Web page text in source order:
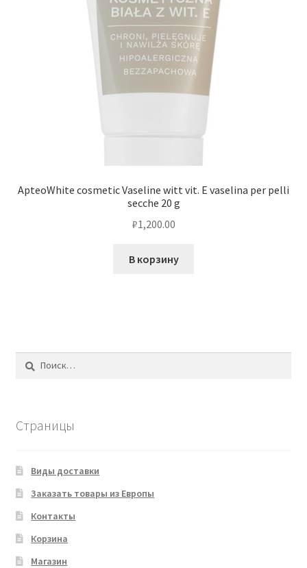
ApteoWhite cosmetic Vaseline witt vit. E vaselina per pelli
secche 20 g
₽1,200.00
В корзину
Найти:
Страницы
Виды доставки
Заказать товары из Европы
Контакты
Корзина
Магазин